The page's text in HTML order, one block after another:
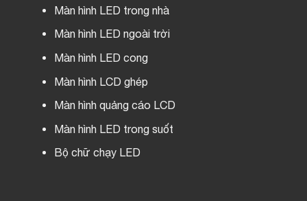
Màn hình LED trong nhà
Màn hình LED ngoài trời
Màn hình LED cong
Màn hình LCD ghép
Màn hình quảng cáo LCD
Màn hình LED trong suốt
Bộ chữ chạy LED